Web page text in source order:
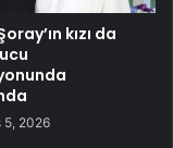
kızı da
5, 2026